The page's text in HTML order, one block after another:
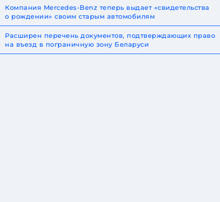
Компания Mercedes-Benz теперь выдает «свидетельства
о рождении» своим старым автомобилям
Расширен перечень документов, подтверждающих право
на въезд в пограничную зону Беларуси